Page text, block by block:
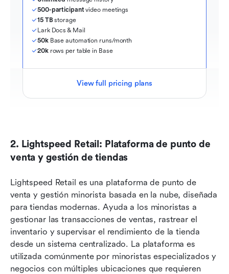
500-participant video meetings
15 TB storage
Lark Docs & Mail
50k Base automation runs/month
20k rows per table in Base
View full pricing plans
2. Lightspeed Retail: Plataforma de punto de
venta y gestión de tiendas
Lightspeed Retail es una plataforma de punto de
venta y gestión minorista basada en la nube, diseñada
para tiendas modernas. Ayuda a los minoristas a
gestionar las transacciones de ventas, rastrear el
inventario y supervisar el rendimiento de la tienda
desde un sistema centralizado. La plataforma es
utilizada comúnmente por minoristas especializados y
negocios con múltiples ubicaciones que requieren